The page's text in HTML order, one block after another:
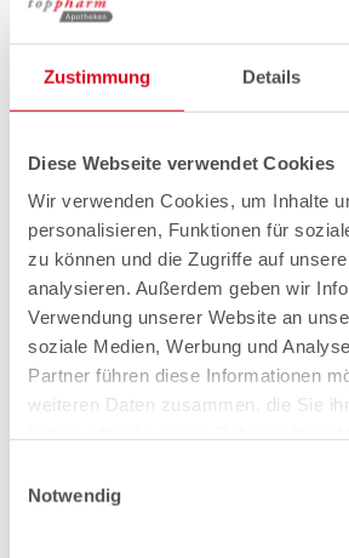
Zustimmung Details
Diese Webseite verwendet Cookies
Wir verwenden Cookies, um Inhalte
personalisieren, Funktionen für
zu können und die Zugriffe auf
analysieren. Außerdem geben wir
Verwendung unserer Website an
soziale Medien, Werbung und
Partner führen diese Informationen
weiteren Daten zusammen, die Sie
Notwendig